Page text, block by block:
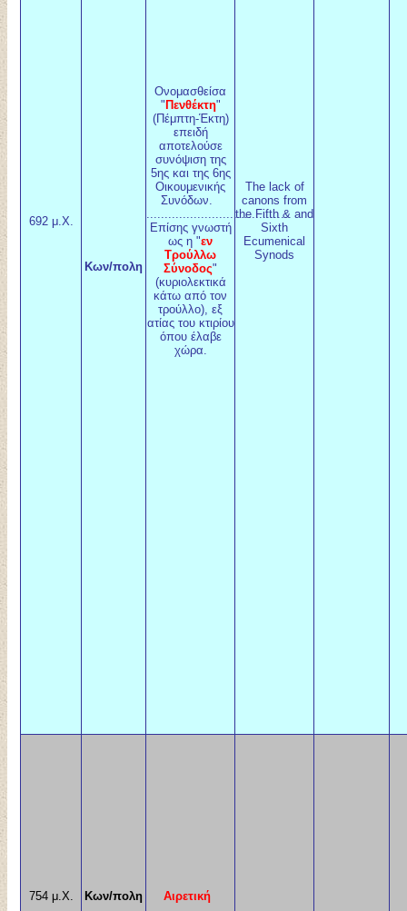
692 μ.Χ.
Ονομασθείσα
" Πενθέκτη"
(Πέμπτη-Έκτη)
επειδή
αποτελούσε
συνόψιση της
5ης και της 6ης
Οικουμενικής
Συνόδων.
Επίσης γνωστή
ως η "εν
Τρούλλω
Σύνοδος"
(κυριολεκτικά
κάτω από τον
τρούλλο), εξ
ατίας του κτιρίου
όπου έλαβε
χώρα.
The lack of
canons from
the Fifth & and
Sixth
Ecumenical
Synods
Κων/πολη
754 μ.Χ. Κων/πολη Αιρετική